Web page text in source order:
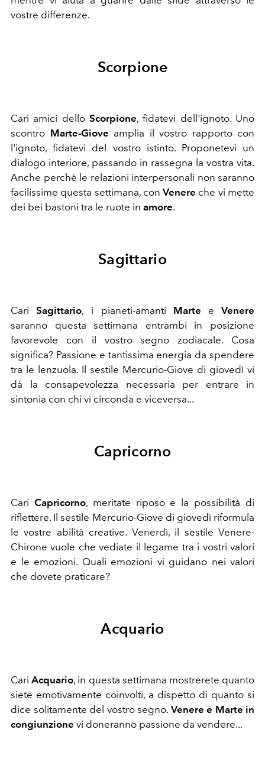
vostre differenze.
Scorpione
Cari amici dello Scorpione, fidatevi dell'ignoto. Uno
scontro Marte-Giove amplia il vostro rapporto con
l'ignoto, fidatevi del vostro istinto. Proponetevi un
dialogo interiore, passando in rassegna la vostra vita.
Anche perchè le relazioni interpersonali non saranno
facilissime questa settimana, conVenere che vi mette
dei bei bastoni tra le ruote in amore.
Sagittario
CariSagittario, i pianeti-amanti Marte e Venere
saranno questa settimana entrambi in posizione
favorevole con il vostro segno zodiacale. Cosa
significa? Passione e tantissima energia da spendere
tra le lenzuola. Il sestile Mercurio-Giove di giovedì vi
dà la consapevolezza necessaria per entrare in
sintonia con chi vi circonda e viceversa...
Capricorno
Cari Capricorno, meritate riposo e la possibilità di
riflettere. Il sestile Mercurio-Giove di giovedì riformula
le vostre abilità creative. Venerdì, il sestile Venere-
Chirone vuole che vediate il legame tra i vostri valori
e le emozioni. Quali emozioni vi guidano nei valori
che dovete praticare?
Acquario
CariAcquario, in questa settimana mostrerete quanto
siete emotivamente coinvolti, a dispetto di quanto si
dice solitamente del vostro segno. Venere e Marte in
congiunzione vi doneranno passione da vendere...